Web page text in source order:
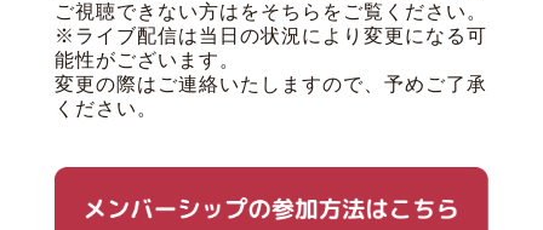
ご視聴できない方はをそちらをご覧ください。
※ライブ配信は当日の状況により変更になる可
能性がございます。
変更の際はご連絡いたしますので、予めご了承
ください。